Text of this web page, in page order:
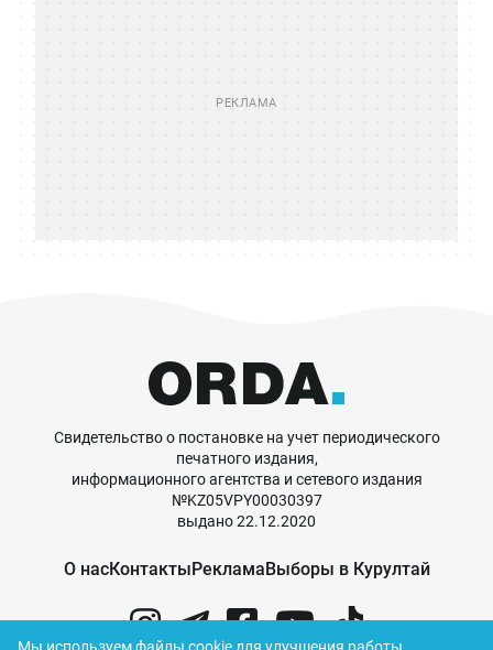
Свидетельство о постановке на учет периодического
печатного издания,
информационного агентства и сетевого издания
№KZ05VPY00030397
выдано 22.12.2020
О насКонтактыРекламаВыборы в Курултай